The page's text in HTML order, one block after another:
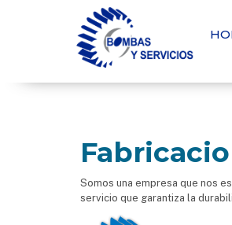
Somos una empresa que nos
servicio que garantiza la